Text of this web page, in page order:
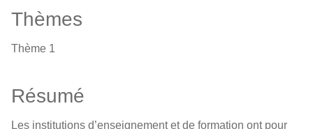
Thèmes
Thème 1
Résumé
Les institutions d’enseignement et de formation ont pour